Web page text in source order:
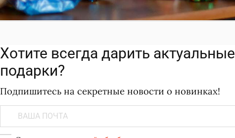
Хотите всегда дарить актуальные
подарки?
Подпишитесь на секретные новости о новинках!